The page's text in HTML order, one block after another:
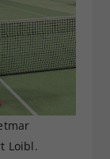
Loibl.